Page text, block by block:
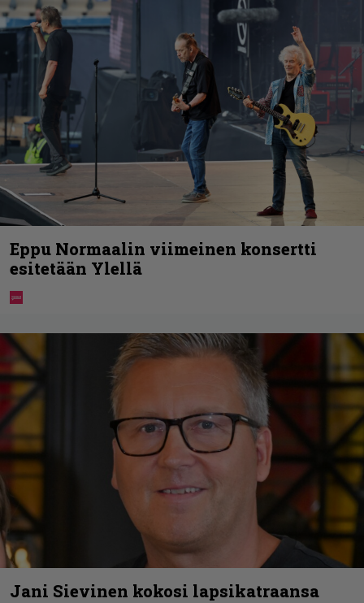
Eppu Normaalin viimeinen konsertti
esitetään Ylellä
Jani Sievinen kokosi lapsikatraansa